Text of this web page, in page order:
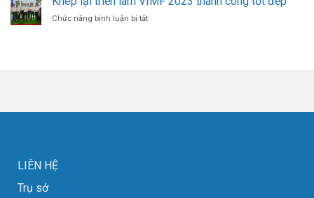
cắt
gia
triển
Chức năng bình luận bị tắtở
công
LIÊN HỆ
Trụ sở